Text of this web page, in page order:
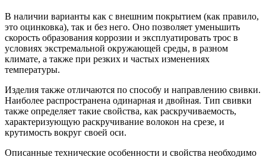
В наличии варианты как с внешним покрытием (как правило,
это оцинковка), так и без него. Оно позволяет уменьшить
скорость образования коррозии и эксплуатировать трос в
условиях экстремальной окружающей среды, в разном
климате, а также при резких и частых изменениях
температуры.
Изделия также отличаются по способу и направлению свивки.
Наиболее распространена одинарная и двойная. Тип свивки
также определяет такие свойства, как раскручиваемость,
характеризующую раскручивание волокон на срезе, и
крутимость вокруг своей оси.
Описанные технические особенности и свойства необходимо